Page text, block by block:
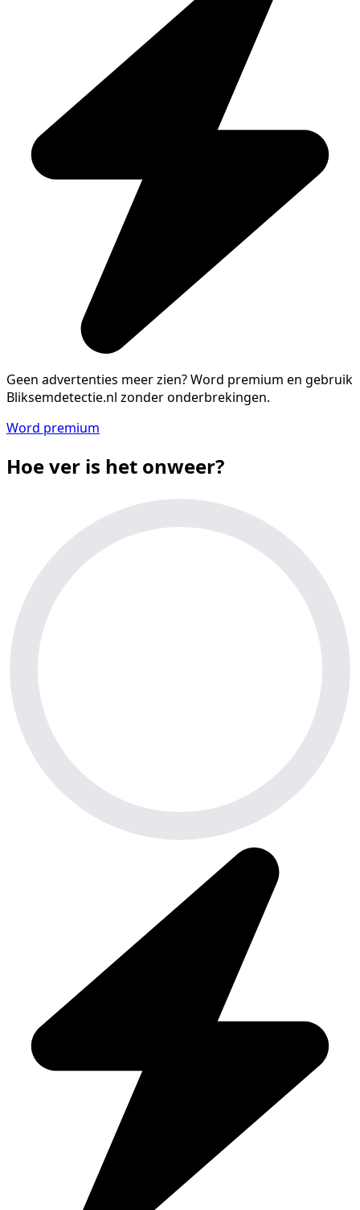
Geen advertenties meer zien?Word premium en gebruik
Bliksemdetectie.nl zonder onderbrekingen.
Word premium
Hoe ver is het onweer?